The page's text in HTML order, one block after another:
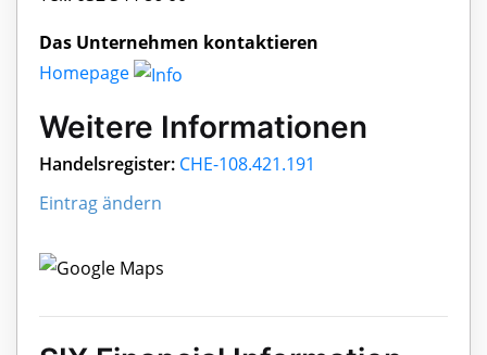
Das Unternehmen kontaktieren
Homepage
Weitere Informationen
Handelsregister: CHE-108.421.191
Eintrag ändern